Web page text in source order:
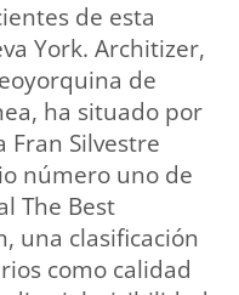
de esta
York. Architizer,
de
ha situado por
Fran Silvestre
número uno de
The Best
una clasificación
como calidad